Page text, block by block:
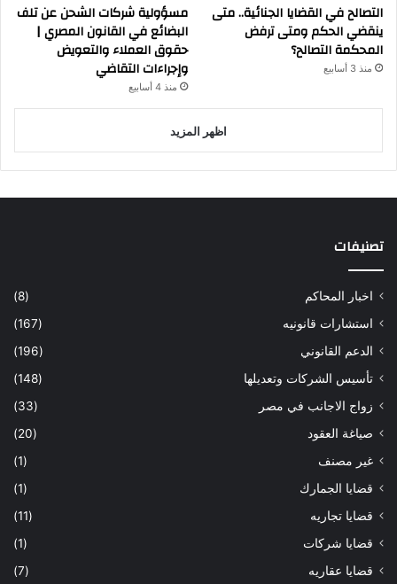
التصالح في القضايا الجنائية.. متى
ينقضي الحكم ومتى ترفض
المحكمة التصالح؟
منذ 3 أسابيع
مسؤولية شركات الشحن عن تلف
البضائع في القانون المصري |
حقوق العملاء والتعويض
وإجراءات التقاضي
منذ 4 أسابيع
اظهر المزيد
تصنيفات
اخبار المحاكم
(8)
استشارات قانونيه
(167)
الدعم القانوني
(196)
تأسيس الشركات وتعديلها
(148)
زواج الاجانب في مصر
(33)
صياغة العقود
(20)
غير مصنف
(1)
قضايا الجمارك
(1)
قضايا تجاريه
(11)
قضايا شركات
(1)
قضايا عقاريه
(7)